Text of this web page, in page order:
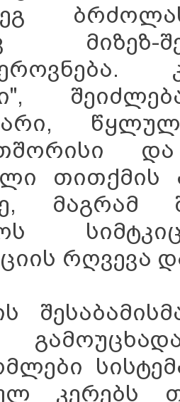
მიზეზ-
მაგრამ
რღვევა
კერებს